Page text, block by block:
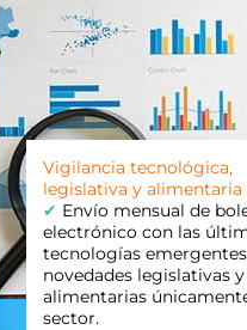
Vigilancia tecnológica,
legislativa y alimentaria
✔ Envío mensual de
electrónico con las
tecnologías
novedades legislativas y
alimentarias
sector.